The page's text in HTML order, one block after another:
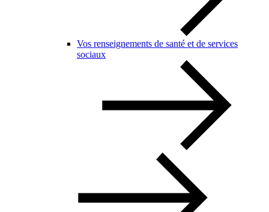
Vos renseignements de santé et de services
sociaux